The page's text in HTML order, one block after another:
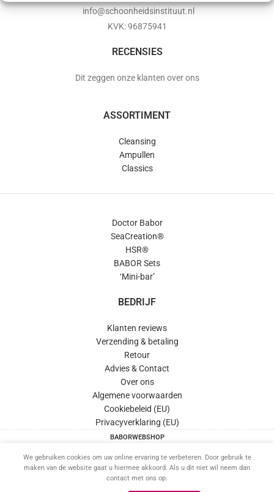
info@schoonheidsinstituut.nl
KVK: 96875941
RECENSIES
Dit zeggen onze klanten over ons
ASSORTIMENT
Cleansing
Ampullen
Classics
Doctor Babor
SeaCreation®
HSR®
BABOR Sets
‘Mini-bar’
BEDRIJF
Klanten reviews
Verzending & betaling
Retour
Advies & Contact
Over ons
Algemene voorwaarden
Cookiebeleid (EU)
Privacyverklaring (EU)
BABORWEBSHOP
We gebruiken cookies om uw online ervaring te verbeteren. Door gebruik te
maken van de website gaat u hiermee akkoord. Als u dit niet wil neem dan
contact met ons op.
This site is protected by reCAPTCHA and the Google Privacy Policy and Terms of Service apply.